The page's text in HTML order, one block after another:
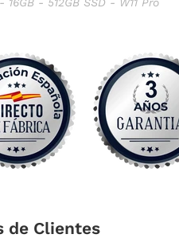
- 512GB SSD - W11 Pro
de Clientes